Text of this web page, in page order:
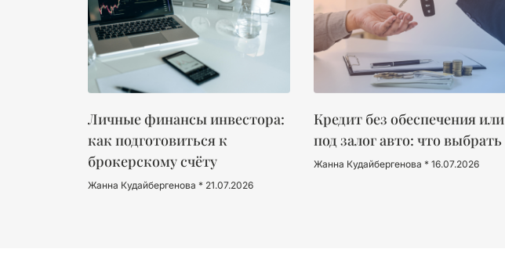
Личные финансы инвестора:
как подготовиться к
брокерскому счёту
Жанна Кудайбергенова 21.07.2026
Кредит без обеспечения или
под залог авто: что выбрать
Жанна Кудайбергенова 16.07.2026